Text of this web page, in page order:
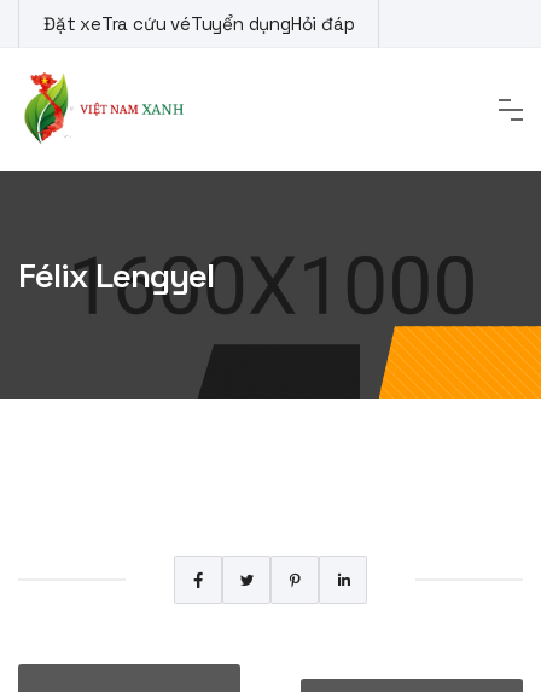
to
content
Đặt xeTra cứu véTuyển dụngHỏi đáp
Félix Lengyel